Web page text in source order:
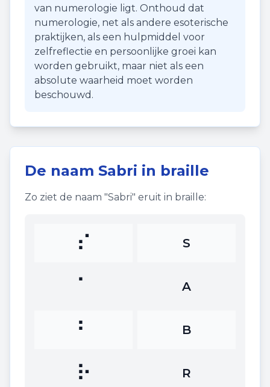
van numerologie ligt. Onthoud dat
numerologie, net als andere esoterische
praktijken, als een hulpmiddel voor
zelfreflectie en persoonlijke groei kan
worden gebruikt, maar niet als een
absolute waarheid moet worden
beschouwd.
De naam Sabri in braille
Zo ziet de naam "Sabri" eruit in braille:
⠎ S
⠁ A
⠃ B
⠗ R